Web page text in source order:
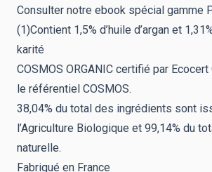
Consulter notre ebook spécial gamme
(1)Contient 1,5% d’huile d’argan et
karité
COSMOS ORGANIC certifié par
le référentiel COSMOS.
38,04% du total des ingrédients sont
l’Agriculture Biologique et 99,14% du
naturelle.
Fabriqué en France